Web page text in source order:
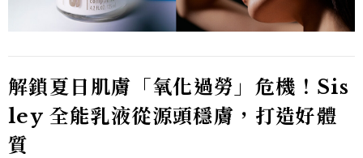
解鎖夏日肌膚「氧化過勞」危機！Sis
ley 全能乳液從源頭穩膚，打造好體
質